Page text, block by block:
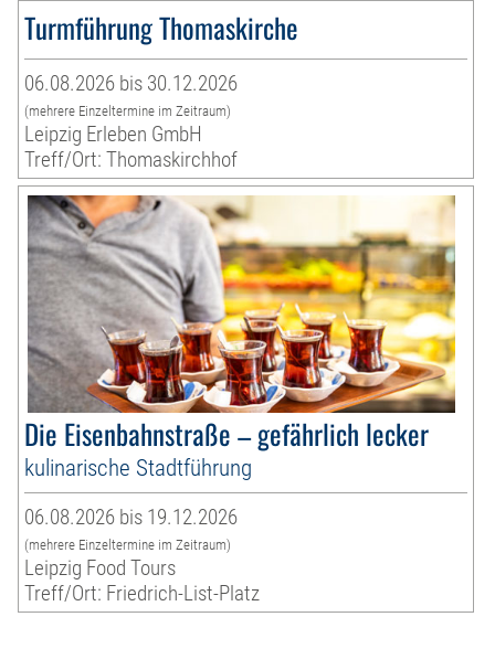
Turmführung Thomaskirche
06.08.2026 bis 30.12.2026
(mehrere Einzeltermine im Zeitraum)
Leipzig Erleben GmbH
Treff/Ort: Thomaskirchhof
Die Eisenbahnstraße – gefährlich lecker
kulinarische Stadtführung
06.08.2026 bis 19.12.2026
(mehrere Einzeltermine im Zeitraum)
Leipzig Food Tours
Treff/Ort: Friedrich-List-Platz